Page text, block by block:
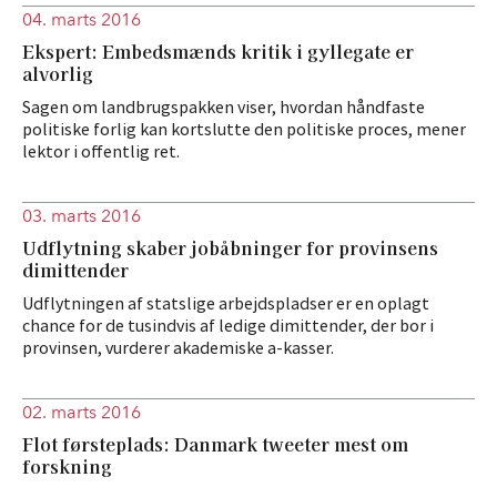
04. marts 2016
Ekspert: Embedsmænds kritik i gyllegate er
alvorlig
Sagen om landbrugspakken viser, hvordan håndfaste
politiske forlig kan kortslutte den politiske proces, mener
lektor i offentlig ret.
03. marts 2016
Udflytning skaber jobåbninger for provinsens
dimittender
Udflytningen af statslige arbejdspladser er en oplagt
chance for de tusindvis af ledige dimittender, der bor i
provinsen, vurderer akademiske a-kasser.
02. marts 2016
Flot førsteplads: Danmark tweeter mest om
forskning